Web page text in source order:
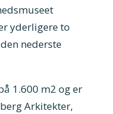
yderligere to
nederste
1.600 m2 og er
Arkitekter,